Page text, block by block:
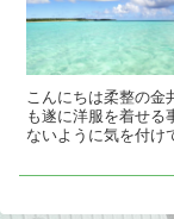
こんにちは柔整の金
も遂に洋服を着せる
ないように気を付け